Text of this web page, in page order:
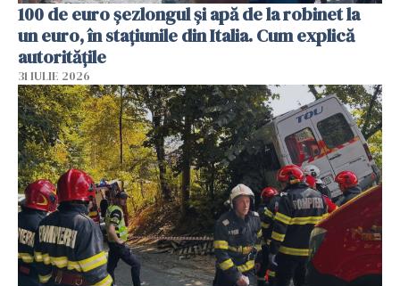
100 de euro șezlongul și apă de la robinet la
un euro, în stațiunile din Italia. Cum explică
autoritățile
31 IULIE 2026